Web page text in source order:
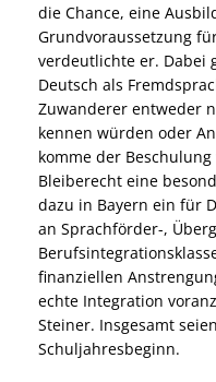
die Chance, eine
Grundvoraussetzung
verdeutlichte er. Dabei
Deutsch als
Zuwanderer entweder
kennen würden oder
komme der
Bleiberecht eine
dazu in Bayern ein für
an Sprachförder-,
finanziellen
echte Integration
Steiner. Insgesamt
Schuljahresbeginn.